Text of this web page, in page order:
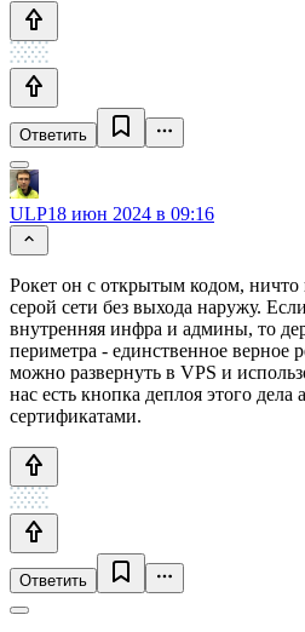
Ответить
ULP18 июн 2024 в 09:16
Рокет он с открытым кодом, ничто
серой сети без выхода наружу.
внутренняя инфра и админы, то
периметра - единственное верное
можно развернуть в VPS и
нас есть кнопка деплоя этого дела
сертификатами.
Ответить